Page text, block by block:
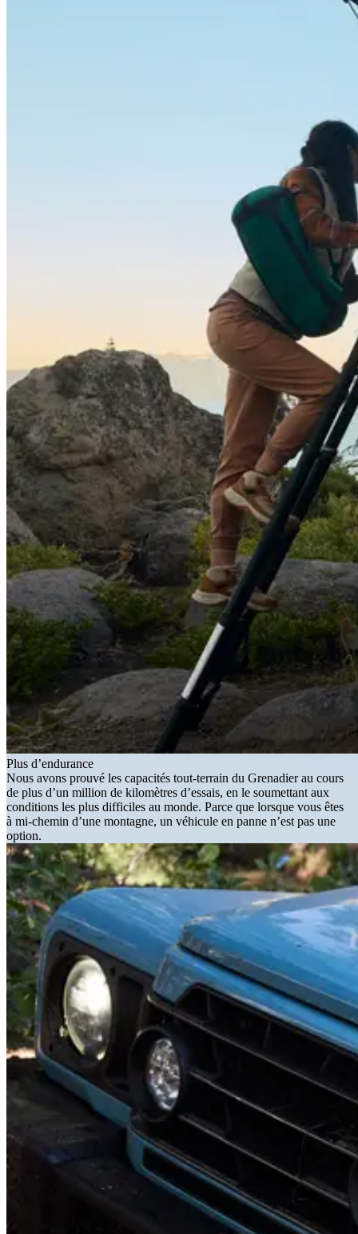
Plus d’endurance
Nous avons prouvé les capacités tout-terrain du Grenadier au cours
de plus d’un million de kilomètres d’essais, en le soumettant aux
conditions les plus difficiles au monde. Parce que lorsque vous êtes
à mi-chemin d’une montagne, un véhicule en panne n’est pas une
option.